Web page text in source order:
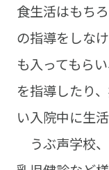
食生活はもち
の指導をしな
も入ってもら
を指導したり
い入院中に生
うぶ声学校